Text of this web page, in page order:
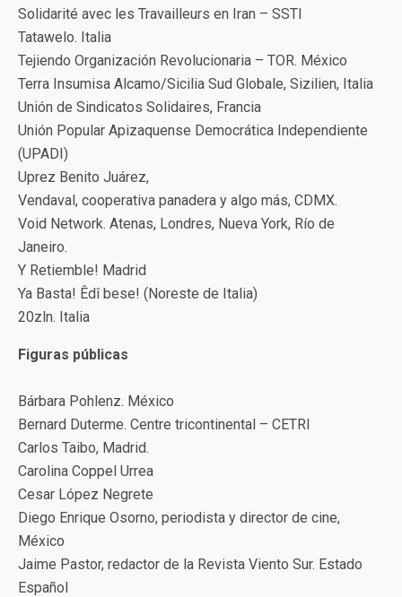
Solidarité avec les Travailleurs en Iran – SSTI
Tatawelo. Italia
Tejiendo Organización Revolucionaria – TOR. México
Terra Insumisa Alcamo/Sicilia Sud Globale, Sizilien, Italia
Unión de Sindicatos Solidaires, Francia
Unión Popular Apizaquense Democrática Independiente
(UPADI)
Uprez Benito Juárez,
Vendaval, cooperativa panadera y algo más, CDMX.
Void Network. Atenas, Londres, Nueva York, Río de
Janeiro.
Y Retiemble! Madrid
Ya Basta! Êdî bese! (Noreste de Italia)
20zln. Italia
Figuras públicas
Bárbara Pohlenz. México
Bernard Duterme. Centre tricontinental – CETRI
Carlos Taibo, Madrid.
Carolina Coppel Urrea
Cesar López Negrete
Diego Enrique Osorno, periodista y director de cine,
México
Jaime Pastor, redactor de la Revista Viento Sur. Estado
Español